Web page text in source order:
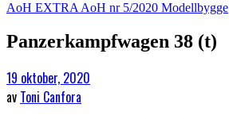
AoH EXTRAAoH nr 5/2020 Modellbygge
Panzerkampfwagen 38 (t)
19 oktober, 2020
av Toni Canfora